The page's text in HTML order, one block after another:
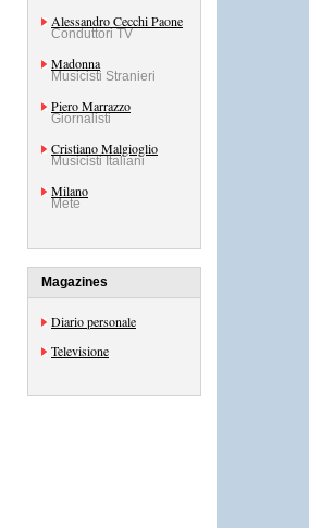
Alessandro Cecchi Paone
Conduttori TV
Madonna
Musicisti Stranieri
Piero Marrazzo
Giornalisti
Cristiano Malgioglio
Musicisti Italiani
Milano
Mete
Magazines
Diario personale
Televisione